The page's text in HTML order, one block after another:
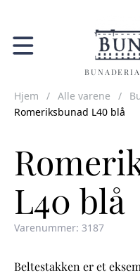
Hjem / Alle varene /
Romeriksbunad L40 blå
L40 blå
Varenummer: 3187
Beltestakken er et